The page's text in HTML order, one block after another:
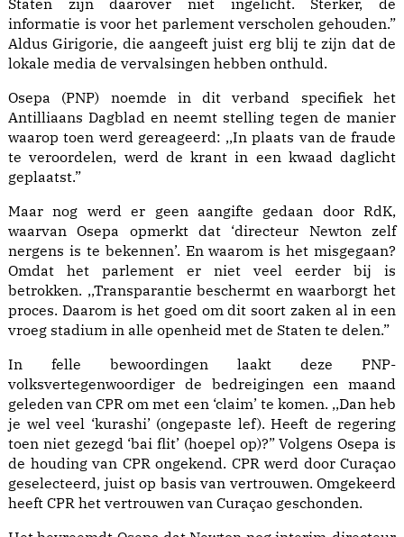
Staten zijn daarover niet ingelicht. Sterker, de
informatie is voor het parlement verscholen gehouden.”
Aldus Girigorie, die aangeeft juist erg blij te zijn dat de
lokale media de vervalsingen hebben onthuld.
Osepa (PNP) noemde in dit verband specifiek het
Antilliaans Dagblad en neemt stelling tegen de manier
waarop toen werd gereageerd: ,,In plaats van de fraude
te veroordelen, werd de krant in een kwaad daglicht
geplaatst.”
Maar nog werd er geen aangifte gedaan door RdK,
waarvan Osepa opmerkt dat ‘directeur Newton zelf
nergens is te bekennen’. En waarom is het misgegaan?
Omdat het parlement er niet veel eerder bij is
betrokken. ,,Transparantie beschermt en waarborgt het
proces. Daarom is het goed om dit soort zaken al in een
vroeg stadium in alle openheid met de Staten te delen.”
In felle bewoordingen laakt deze PNP-
volksvertegenwoordiger de bedreigingen een maand
geleden van CPR om met een ‘claim’ te komen. ,,Dan heb
je wel veel ‘kurashi’ (ongepaste lef). Heeft de regering
toen niet gezegd ‘bai flit’ (hoepel op)?” Volgens Osepa is
de houding van CPR ongekend. CPR werd door Curaçao
geselecteerd, juist op basis van vertrouwen. Omgekeerd
heeft CPR het vertrouwen van Curaçao geschonden.